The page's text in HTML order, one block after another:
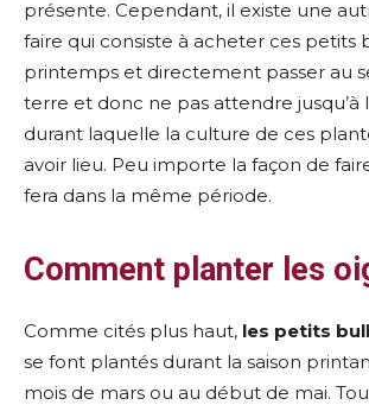
présente. Cependant, il existe une
faire qui consiste à acheter ces petits
printemps et directement passer au
terre et donc ne pas attendre jusqu’à
durant laquelle la culture de ces
avoir lieu. Peu importe la façon de
fera dans la même période.
Comment planter les
Comme cités plus haut, les petits
se font plantés durant la saison
mois de mars ou au début de mai.